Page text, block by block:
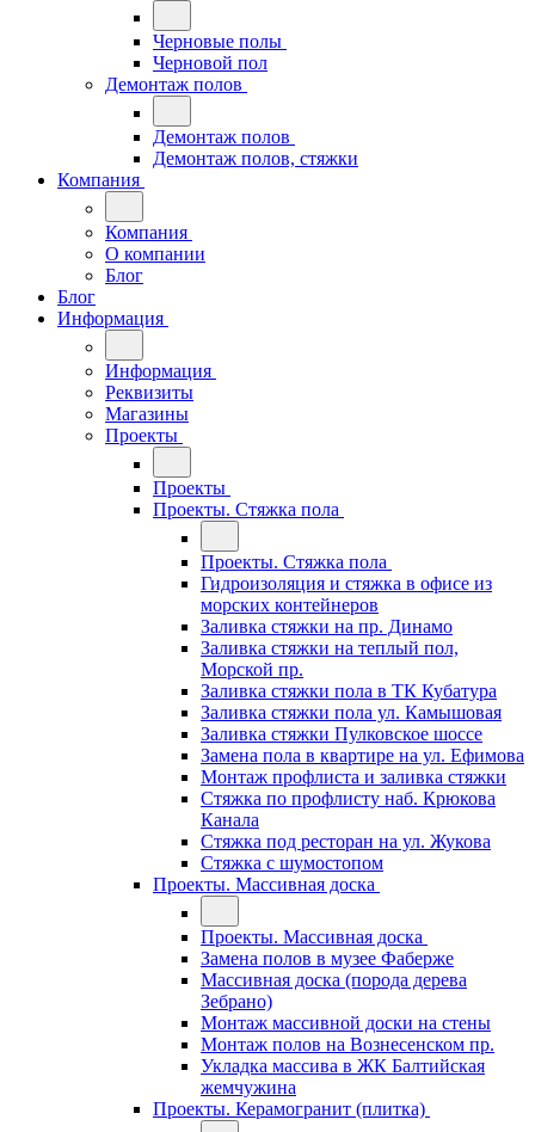
Черновые полы
Черновой пол
Демонтаж полов
Демонтаж полов
Демонтаж полов, стяжки
Компания
Компания
О компании
Блог
Блог
Информация
Информация
Реквизиты
Магазины
Проекты
Проекты
Проекты. Стяжка пола
Проекты. Стяжка пола
Гидроизоляция и стяжка в офисе из
морских контейнеров
Заливка стяжки на пр. Динамо
Заливка стяжки на теплый пол,
Морской пр.
Заливка стяжки пола в ТК Кубатура
Заливка стяжки пола ул. Камышовая
Заливка стяжки Пулковское шоссе
Замена пола в квартире на ул. Ефимова
Монтаж профлиста и заливка стяжки
Стяжка по профлисту наб. Крюкова
Канала
Стяжка под ресторан на ул. Жукова
Стяжка с шумостопом
Проекты. Массивная доска
Проекты. Массивная доска
Замена полов в музее Фаберже
Массивная доска (порода дерева
Зебрано)
Монтаж массивной доски на стены
Монтаж полов на Вознесенском пр.
Укладка массива в ЖК Балтийская
жемчужина
Проекты. Керамогранит (плитка)